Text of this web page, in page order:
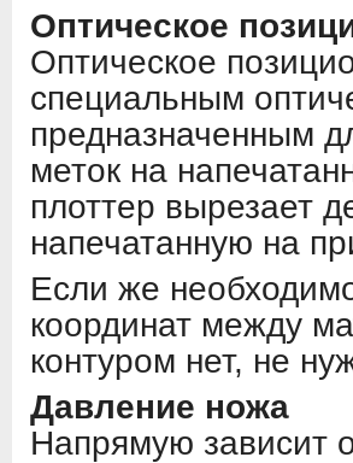
Оптическое
Оптическое
специальным
предназначенным
меток на
плоттер вырезает
напечатанную на
Если же
координат между
контуром нет, не
Давление ножа
Напрямую зависит